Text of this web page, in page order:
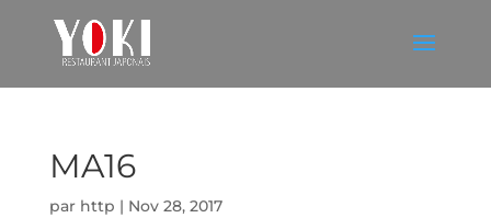
MA16
par http | Nov 28, 2017